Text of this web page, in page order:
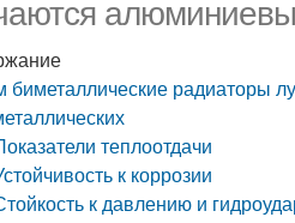
биметаллические радиаторы
теплоотдачи
к коррозии
к давлению и